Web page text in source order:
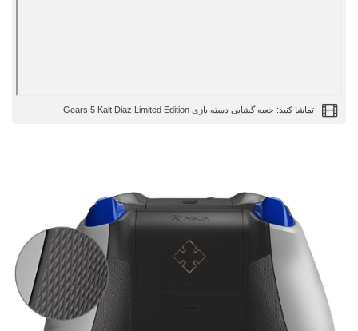
تماشا کنید: جعبه گشایی دسته بازی Gears 5 Kait Diaz Limited Edition